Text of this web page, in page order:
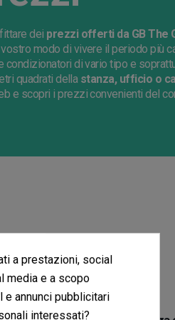
dei prezzi offerti da GB The
modo di vivere il periodo più
di vario tipo e
quadrati dellastanza, ufficio o
e scopri i prezzi convenienti del
a prestazioni, social
media e a scopo
annunci pubblicitari
interessati?